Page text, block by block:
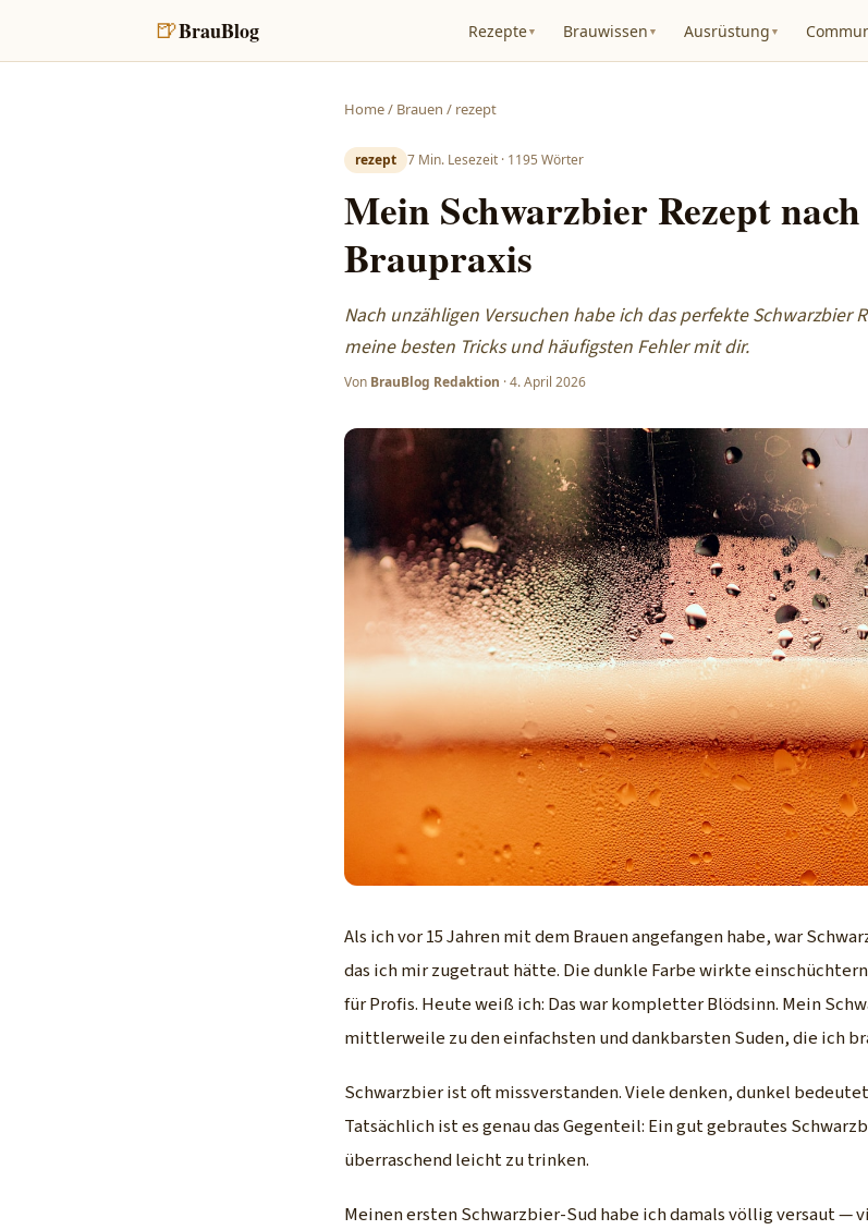
🍺BrauBlog Rezepte▼ Brauwissen ▼ Ausrüstung ▼
Home/ Brauen / rezept
rezept 7 Min. Lesezeit · 1195 Wörter
Mein Schwarzbier Rezept
Braupraxis
Nach unzähligen Versuchen habe ich das perfekte Schwarzbier
meine besten Tricks und häufigsten Fehler mit dir.
Von BrauBlog Redaktion ·4. April 2026
Als ich vor 15 Jahren mit dem Brauen angefangen habe, war
das ich mir zugetraut hätte. Die dunkle Farbe wirkte
für Profis. Heute weiß ich: Das war kompletter Blödsinn. Mein
mittlerweile zu den einfachsten und dankbarsten Suden, die ich
Schwarzbier ist oft missverstanden. Viele denken, dunkel
Tatsächlich ist es genau das Gegenteil: Ein gut gebrautes
überraschend leicht zu trinken.
Meinen ersten Schwarzbier-Sud habe ich damals völlig versaut —